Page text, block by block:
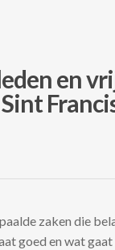
en
zaken die
goed en wat